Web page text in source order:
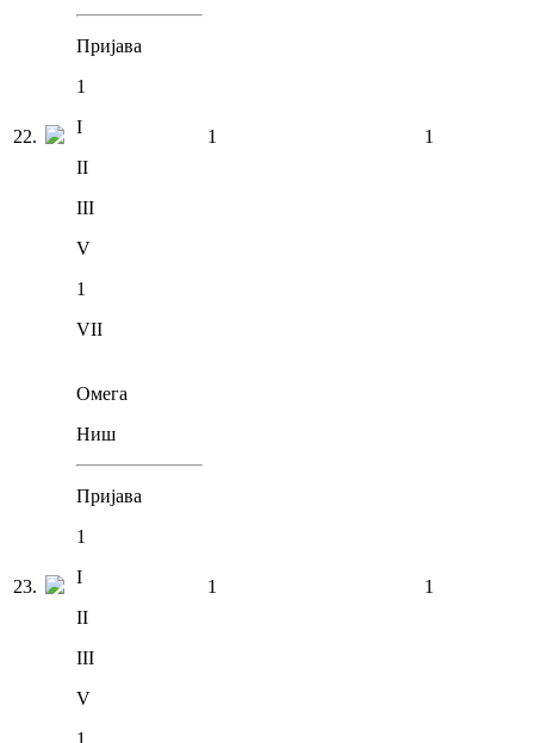
22.
Пријава
1
I
II
III
V
1
VII
1 1
23.
Омега
Ниш
Пријава
1
I
II
III
V
1
1 1